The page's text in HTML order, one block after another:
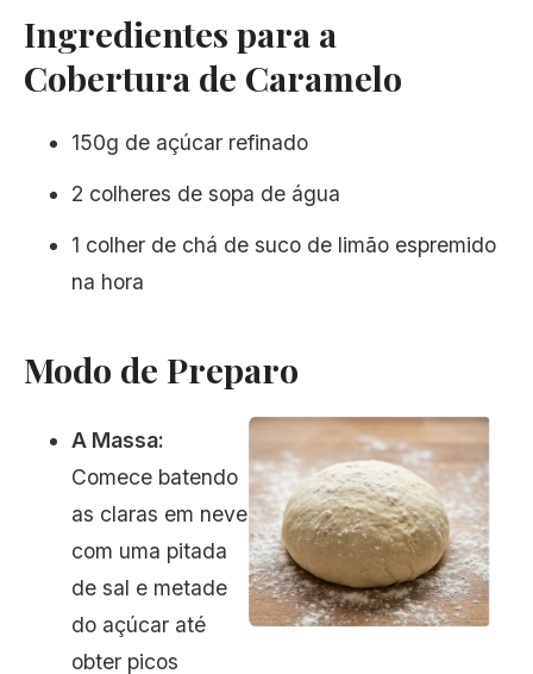
Ingredientes para a
Cobertura de Caramelo
150g de açúcar refinado
2 colheres de sopa de água
1 colher de chá de suco de limão espremido
na hora
Modo de Preparo
A Massa:
Comece batendo
as claras em neve
com uma pitada
de sal e metade
do açúcar até
obter picos